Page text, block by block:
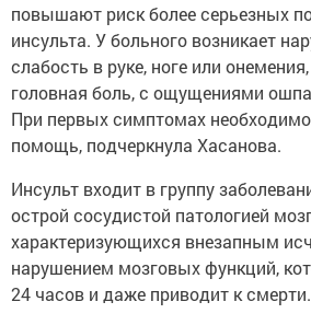
повышают риск более серьезных
инсульта. У больного возникает
слабость в руке, ноге или
головная боль, с ощущениями
При первых симптомах
помощь, подчеркнула Хасанова.
Инсульт входит в группу
острой сосудистой патологией
характеризующихся внезапным
нарушением мозговых функций,
24 часов и даже приводит к смерти.